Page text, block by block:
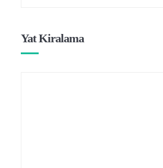
Yat Kiralama